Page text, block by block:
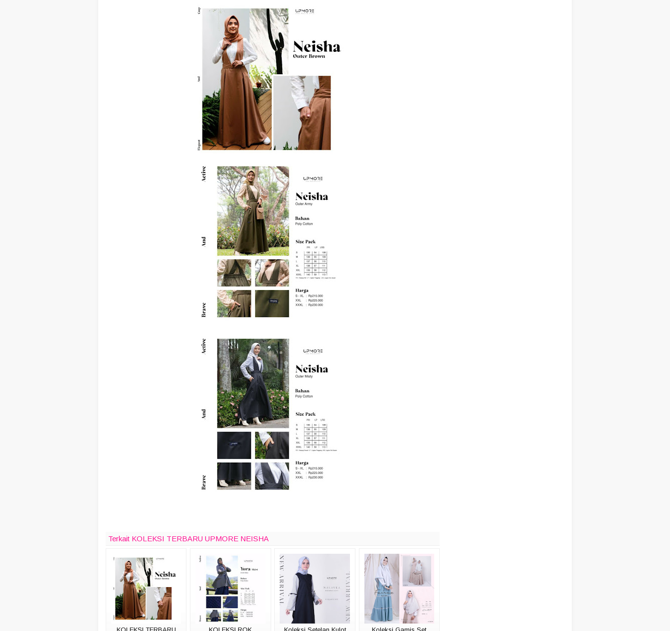
Terkait KOLEKSI TERBARU UPMORE NEISHA